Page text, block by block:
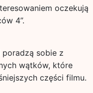
oczekują
4”.
poradzą sobie z
wątków, które
części filmu.